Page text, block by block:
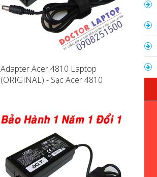
Adapter Acer 4810 Laptop
(ORIGINAL) - Sạc Acer 4810